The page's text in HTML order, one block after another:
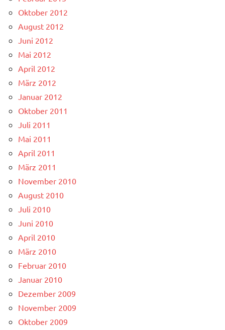
Oktober 2012
August 2012
Juni 2012
Mai 2012
April 2012
März 2012
Januar 2012
Oktober 2011
Juli 2011
Mai 2011
April 2011
März 2011
November 2010
August 2010
Juli 2010
Juni 2010
April 2010
März 2010
Februar 2010
Januar 2010
Dezember 2009
November 2009
Oktober 2009